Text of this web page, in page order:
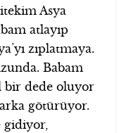
Asya
atlayıp
zıplatmaya.
Babam
bir dede oluyor
götürüyor.
gidiyor,